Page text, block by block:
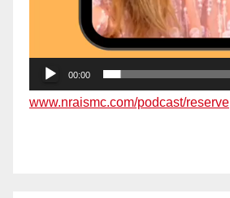
00:00
www.nraismc.com/podcast/reserve